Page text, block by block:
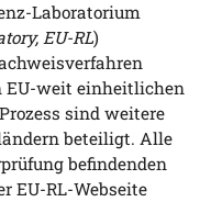
Laboratorium
EU-RL)
EU-weit einheitlichen
sind weitere
beteiligt. Alle
befindenden
EU-RL-Webseite